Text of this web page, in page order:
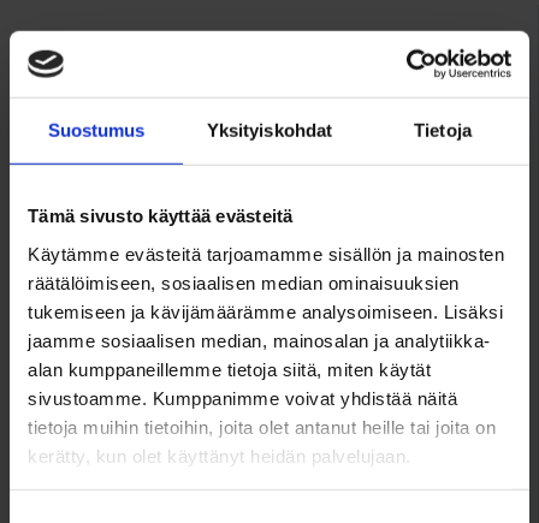
Suostumus Yksityiskohdat Tietoja
Tämä sivusto käyttää evästeitä
Käytämme evästeitä tarjoamamme sisällön ja mainosten
räätälöimiseen, sosiaalisen median ominaisuuksien
tukemiseen ja kävijämäärämme analysoimiseen. Lisäksi
jaamme sosiaalisen median, mainosalan ja analytiikka-
alan kumppaneillemme tietoja siitä, miten käytät
sivustoamme. Kumppanimme voivat yhdistää näitä
tietoja muihin tietoihin, joita olet antanut heille tai joita on
kerätty, kun olet käyttänyt heidän palvelujaan.
Rakennus
Osoite
Westendinkuja 11
02160 Espoo
Tilat
6h + k +s +autotalli
Asuinpinta-ala n.
206 m²
Ikkunoiden suunta
Kauniit luonnonmukaiset puutarhamaisemat.